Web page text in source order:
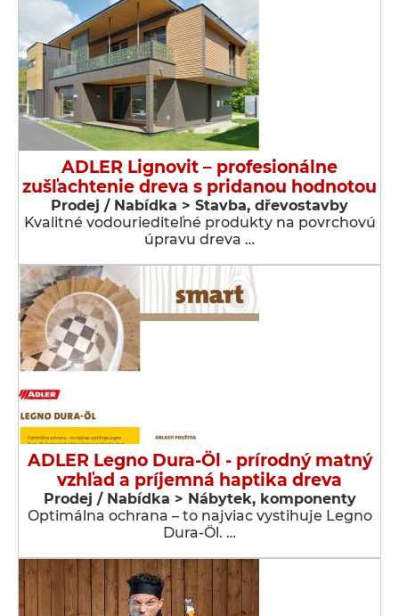
ADLER Lignovit – profesionálne
zušľachtenie dreva s pridanou hodnotou
Prodej / Nabídka > Stavba, dřevostavby
Kvalitné vodouriediteľné produkty na povrchovú
úpravu dreva …
ADLER Legno Dura-Öl - prírodný matný
vzhľad a príjemná haptika dreva
Prodej / Nabídka > Nábytek, komponenty
Optimálna ochrana – to najviac vystihuje Legno
Dura-Öl. …